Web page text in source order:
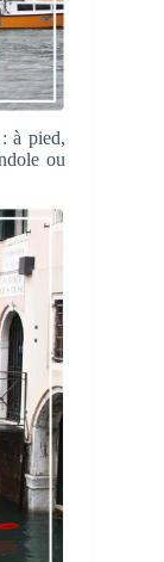
à pied,
ou